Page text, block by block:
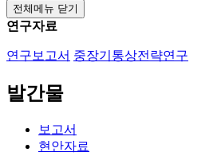
전체메뉴 닫기
연구자료
연구보고서 중장기통상전략연구
발간물
보고서
현안자료